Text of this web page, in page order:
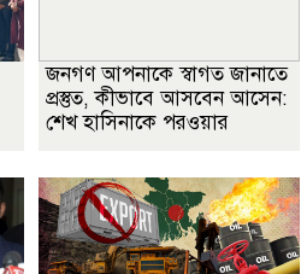
জনগণ আপনাকে স্বাগত জানাতে
প্রস্তুত, কীভাবে আসবেন আসেন:
শেখ হাসিনাকে পরওয়ার